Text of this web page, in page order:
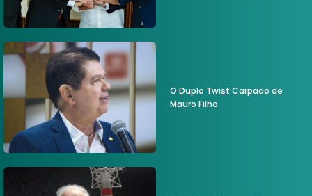
O Duplo Twist Carpado de
Mauro Filho